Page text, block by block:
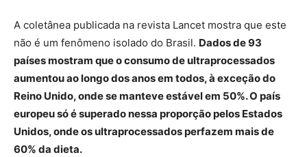
A coletânea publicada na revista Lancet mostra que este
não é um fenômeno isolado do Brasil. Dados de 93
países mostram que o consumo de ultraprocessados
aumentou ao longo dos anos em todos, à exceção do
Reino Unido, onde se manteve estável em 50%. O país
europeu só é superado nessa proporção pelos Estados
Unidos, onde os ultraprocessados perfazem mais de
60% da dieta.